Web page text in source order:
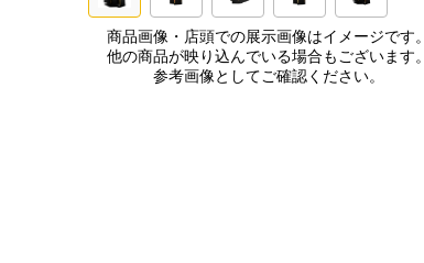
商品画像・店頭での展示画像はイメージです。
他の商品が映り込んでいる場合もございます。
参考画像としてご確認ください。